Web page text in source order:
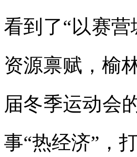
看到了“以赛
资源禀赋，榆
届冬季运动会
事“热经济”，